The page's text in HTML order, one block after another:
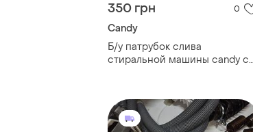
350 грн 0
Candy
Б/у патрубок слива
стиральной машины candy с